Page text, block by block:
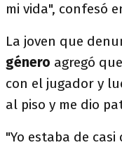
mi vida", confesó
La joven que
género agregó
con el jugador y
al piso y me dio
"Yo estaba de